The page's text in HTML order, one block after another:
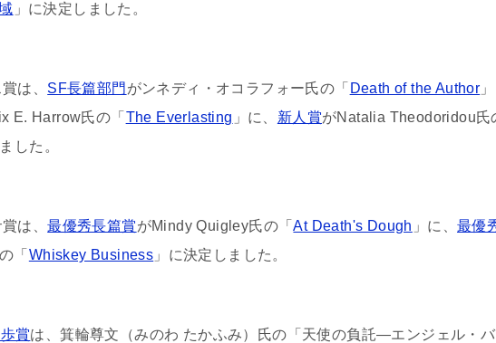
」に決定しました。
は、 SF長篇部門 がンネディ・オコラフォー氏の「 Death of the Author
E. Harrow氏の「 The Everlasting 」に、 新人賞がNatalia Theodoridou氏
した。
は、最優秀長篇賞がMindy Quigley氏の「At Death's Dough 」に、最優
「 Whiskey Business 」に決定しました。
賞は、箕輪尊文（みのわ たかふみ）氏の「天使の負託―エンジェル・